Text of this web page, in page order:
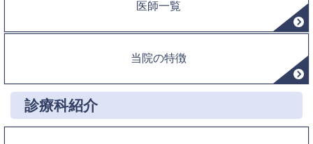
医師一覧
当院の特徴
診療科紹介